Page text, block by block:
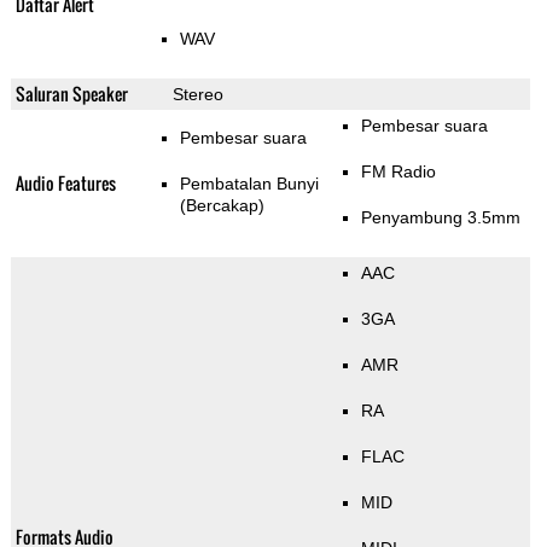
WAV
Saluran Speaker Stereo
Audio Features
Pembesar suara
Pembatalan Bunyi
(Bercakap)
Pembesar suara
FM Radio
Penyambung 3.5mm
Formats Audio
AAC
3GA
AMR
RA
FLAC
MID